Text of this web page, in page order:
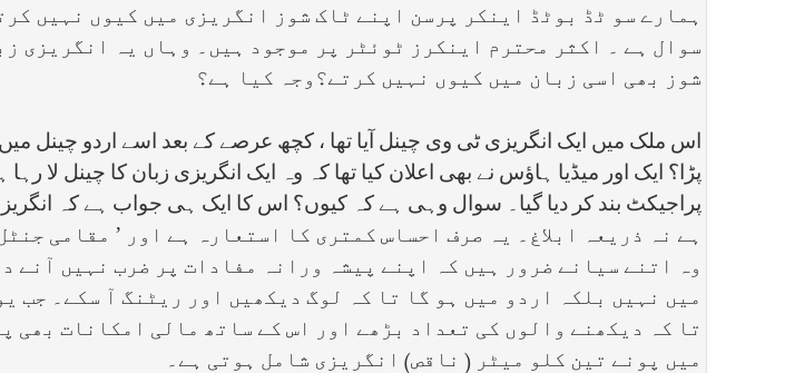
ہمارے سو ٹڈ بوٹڈ اینکر پرسن اپنے ٹاک شوز انگریزی میں کیوں نہیں
سوال ہے ۔ اکثر محترم اینکرز ٹوئٹر پر موجود ہیں۔ وہاں یہ انگریزی
شوز بھی اسی زبان میں کیوں نہیں کرتے؟وجہ کیا ہے؟
اس ملک میں ایک انگریزی ٹی وی چینل آیا تھا ، کچھ عرصے کے بعد اسے اردو چینل
پڑا؟ ایک اور میڈیا ہاؤس نے بھی اعلان کیا تھا کہ وہ ایک انگریزی زبان کا چینل لا
پراجیکٹ بند کر دیا گیا۔ سوال وہی ہے کہ کیوں؟ اس کا ایک ہی جواب ہے کہ
ہے نہ ذریعہ ابلاغ۔ یہ صرف احساس کمتری کا استعارہ ہے اور ’ مقامی
وہ اتنے سیانے ضرور ہیں کہ اپنے پیشہ ورانہ مفادات پر ضرب نہیں آنے
میں نہیں بلکہ اردو میں ہو گا تا کہ لوگ دیکھیں اور ریٹنگ آ سکے۔ جب
تا کہ دیکھنے والوں کی تعداد بڑھے اور اس کے ساتھ مالی امکانات بھی
میں پونے تین کلو میٹر ( ناقص) انگریزی شامل ہوتی ہے۔